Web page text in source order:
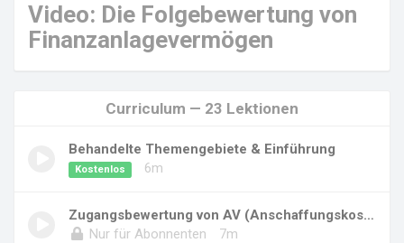
Video: Die Folgebewertung von
Finanzanlagevermögen
Curriculum — 23 Lektionen
Behandelte Themengebiete & Einführung
Kostenlos 6m
Zugangsbewertung von AV (Anschaffungskosten)
Nur für Abonnenten
7m